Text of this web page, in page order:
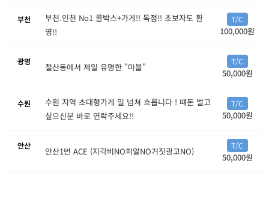
부천
부천.인천 No1 콜박스+가게!! 독점!! 초보자도 환
영!!
T/C
100,000원
광명
철산동에서 제일 유명한 "마블"
T/C
50,000원
수원
수원 지역 초대형가게 일 넘쳐 흐릅니다 ! 떄돈 벌고
싶으신분 바로 연락주세요!!
T/C
50,000원
안산
안산1번 ACE (지각비NO피알NO거짓광고NO)
T/C
50,000원